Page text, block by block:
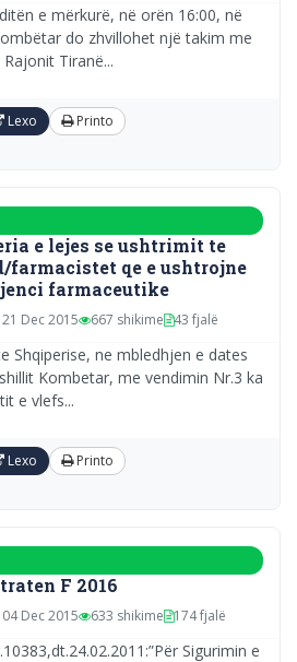
e mërkurë, në orën 16:00, në
do zhvillohet një takim me
Tiranë...
Lexo Printo
e lejes se ushtrimit te
farmacistet qe e ushtrojne
farmaceutike
Dec 2015 667 shikime 43 fjalë
Shqiperise, ne mbledhjen e dates
Kombetar, me vendimin Nr.3 ka
e vlefs...
Lexo Printo
F 2016
Dec 2015 633 shikime 174 fjalë
Sigurimin e